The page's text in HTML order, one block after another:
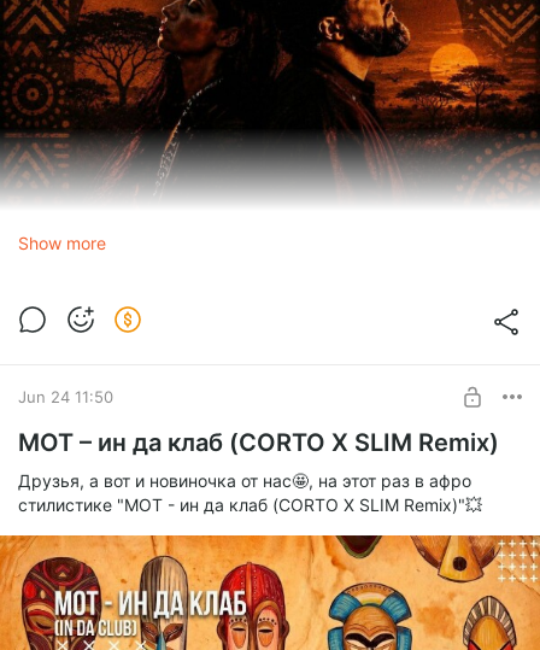
Мимо (Slim & Silver Ace Radio Edit)
mp3
ELMAN, TALIA - Мимо (Slim & Silver Ace Radio Edit).mp3
mp3
8.10 Mb
Show more
Jun 24 11:50
МОТ – ин да клаб (CORTO X SLIM Remix)
Друзья, а вот и новиночка от нас🤩, на этот раз в афро
стилистике "МОТ - ин да клаб (CORTO X SLIM Remix)"💥